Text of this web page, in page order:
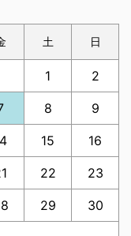
土 日
1 2
8 9
15 16
22 23
29 30